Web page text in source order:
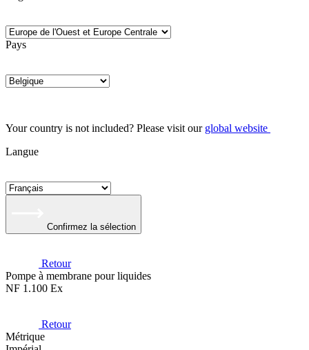
Pays
Your country is not included? Please visit our global website
Langue
Confirmez la sélection
Retour
Pompe à membrane pour liquides
NF 1.100 Ex
Retour
Métrique